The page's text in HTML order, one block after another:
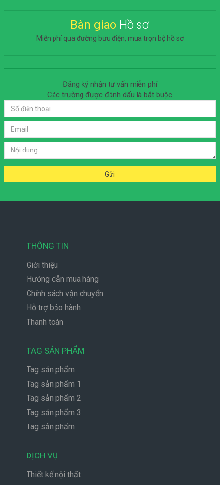
Bàn giao Hồ sơ
Miễn phí qua đường bưu điện, mua trọn bộ hồ sơ
Đăng ký nhận tư vấn miễn phí
Các trường được đánh dấulà bắt buộc
THÔNG TIN
Giới thiệu
Hướng dẫn mua hàng
Chính sách vận chuyển
Hỗ trợ bảo hành
Thanh toán
TAG SẢN PHẨM
Tag sản phẩm
Tag sản phẩm 1
Tag sản phẩm 2
Tag sản phẩm 3
Tag sản phẩm
DỊCH VỤ
Thiết kế nội thất